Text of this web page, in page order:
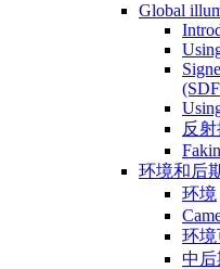
Global
反
环境和后
环境
环境
中